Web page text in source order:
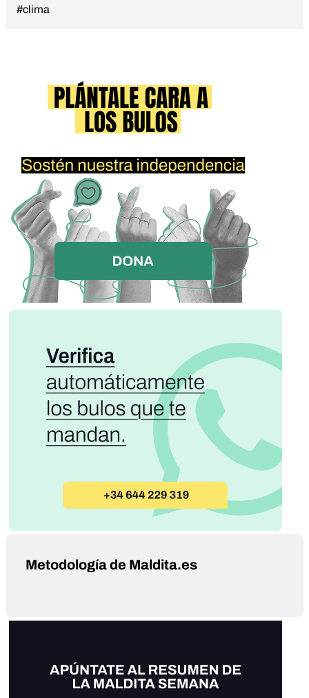
#clima
Metodología de Maldita.es